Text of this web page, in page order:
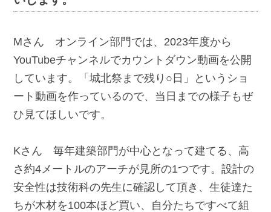
Mさん オンライン部門では、2023年度から
YouTubeチャンネルでカウントダウン動画を公開
しています。「城北祭まで残り○日」というショ
ート動画を作っているので、当日までの様子もぜ
ひ見てほしいです。
Kさん 毎年建築部門が中心となって建てる、高
さ約4メートルのアーチが見所の1つです。設計の
安全性は技術科の先生に確認して頂き、生徒達た
ちが木材を100本ほど買い、自分たちですべて組